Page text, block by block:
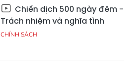
Chiến dịch 500 ngày đêm -
Trách nhiệm và nghĩa tình
CHÍNH SÁCH